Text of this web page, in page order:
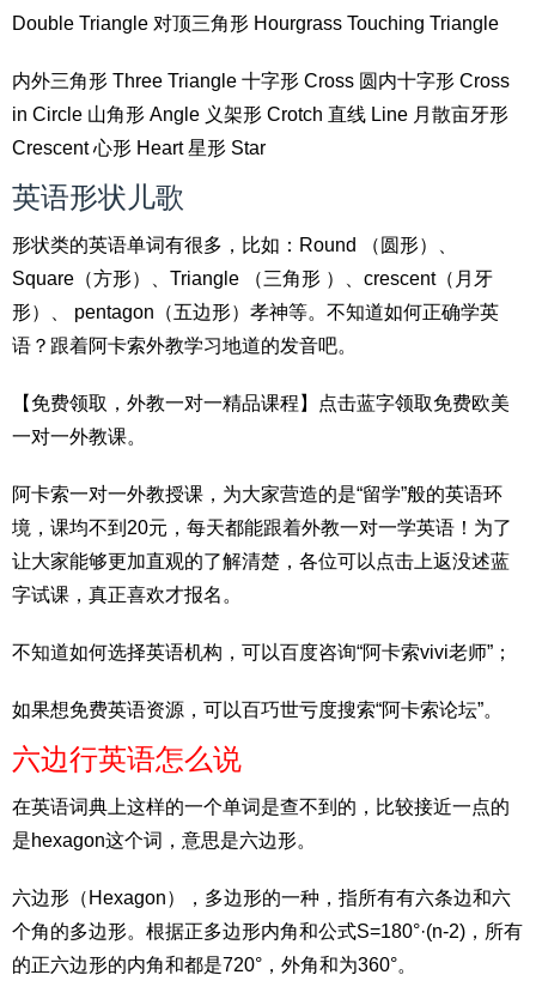
Double Triangle 对顶三角形 Hourgrass Touching Triangle
内外三角形 Three Triangle 十字形 Cross 圆内十字形 Cross
in Circle 山角形 Angle 义架形 Crotch 直线 Line 月散亩牙形
Crescent 心形 Heart 星形 Star
英语形状儿歌
形状类的英语单词有很多，比如：Round （圆形）、
Square（方形）、Triangle （三角形 ）、crescent（月牙
形）、 pentagon（五边形）孝神等。不知道如何正确学英
语？跟着阿卡索外教学习地道的发音吧。
【免费领取，外教一对一精品课程】点击蓝字领取免费欧美
一对一外教课。
阿卡索一对一外教授课，为大家营造的是“留学”般的英语环
境，课均不到20元，每天都能跟着外教一对一学英语！为了
让大家能够更加直观的了解清楚，各位可以点击上返没述蓝
字试课，真正喜欢才报名。
不知道如何选择英语机构，可以百度咨询“阿卡索vivi老师”；
如果想免费英语资源，可以百巧世亏度搜索“阿卡索论坛”。
六边行英语怎么说
在英语词典上这样的一个单词是查不到的，比较接近一点的
是hexagon这个词，意思是六边形。
六边形（Hexagon），多边形的一种，指所有有六条边和六
个角的多边形。根据正多边形内角和公式S=180°·(n-2)，所有
的正六边形的内角和都是720°，外角和为360°。